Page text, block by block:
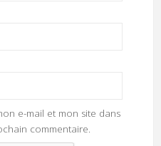
e-mail et mon site dans
commentaire.